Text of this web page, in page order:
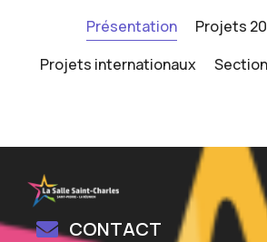
Présentation
Projets
Projets internationaux
CONTACT